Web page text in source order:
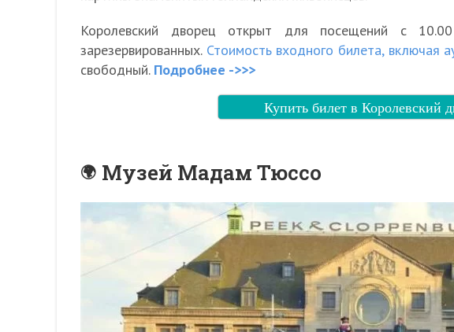
Королевский дворец открыт для посещений с
зарезервированных. Стоимость входного билета, включая
свободный. Подробнее ->>>
Купить билет в Королевский
Музей Мадам Тюссо